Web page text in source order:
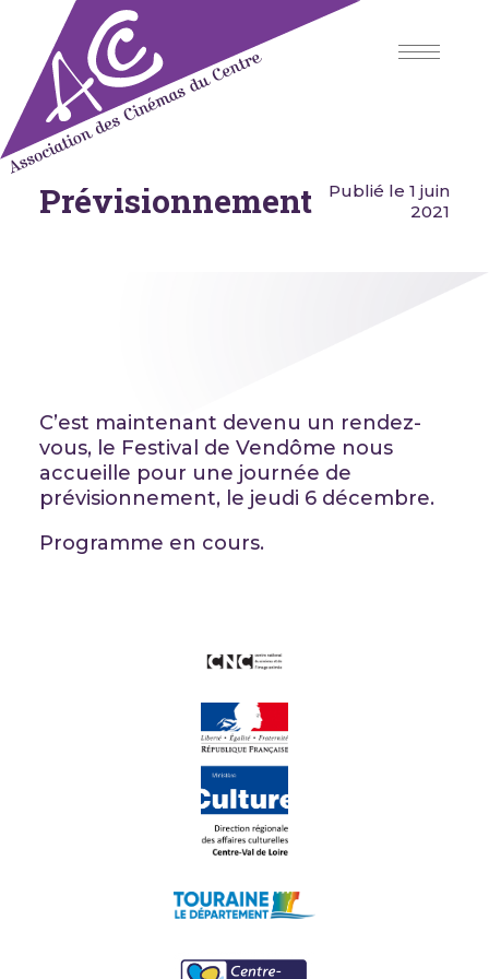
content
Association des Cinémas du
Centre
Prévisionnement
Publié le 1 juin
2021
C’est maintenant devenu un rendez-
vous, le Festival de Vendôme nous
accueille pour une journée de
prévisionnement, le jeudi 6 décembre.
Programme en cours.